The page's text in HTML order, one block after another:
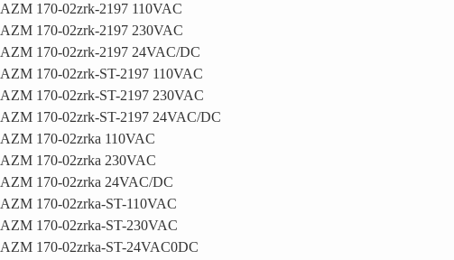
AZM 170-02zrk-2197 110VAC
AZM 170-02zrk-2197 230VAC
AZM 170-02zrk-2197 24VAC/DC
AZM 170-02zrk-ST-2197 110VAC
AZM 170-02zrk-ST-2197 230VAC
AZM 170-02zrk-ST-2197 24VAC/DC
AZM 170-02zrka 110VAC
AZM 170-02zrka 230VAC
AZM 170-02zrka 24VAC/DC
AZM 170-02zrka-ST-110VAC
AZM 170-02zrka-ST-230VAC
AZM 170-02zrka-ST-24VAC0DC